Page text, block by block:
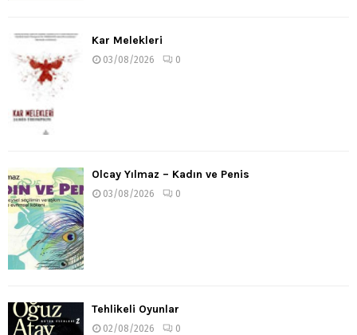
Kar Melekleri
03/08/2026 0
Olcay Yılmaz – Kadın ve Penis
03/08/2026 0
Tehlikeli Oyunlar
02/08/2026 0